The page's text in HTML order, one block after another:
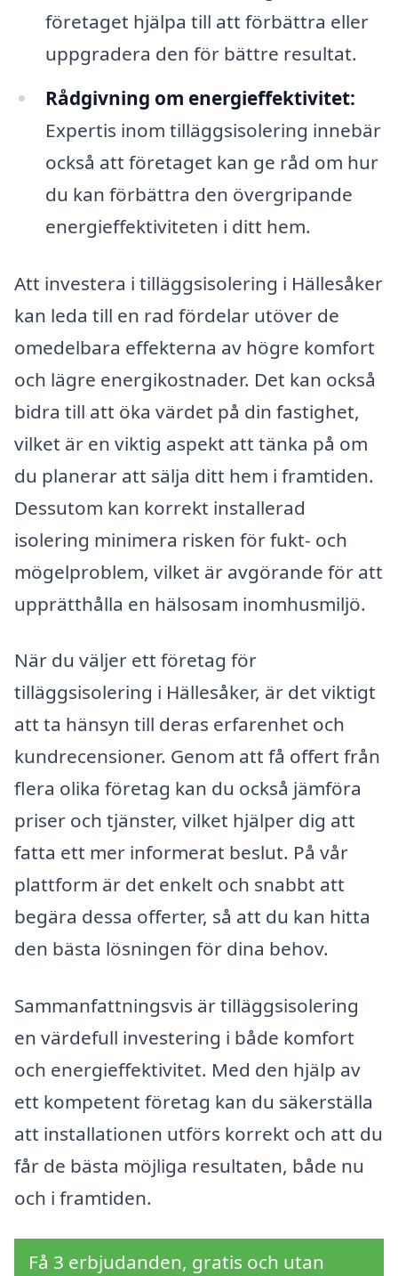
företaget hjälpa till att förbättra eller
uppgradera den för bättre resultat.
Rådgivning om energieffektivitet:
Expertis inom tilläggsisolering innebär
också att företaget kan ge råd om hur
du kan förbättra den övergripande
energieffektiviteten i ditt hem.
Att investera i tilläggsisolering i Hällesåker
kan leda till en rad fördelar utöver de
omedelbara effekterna av högre komfort
och lägre energikostnader. Det kan också
bidra till att öka värdet på din fastighet,
vilket är en viktig aspekt att tänka på om
du planerar att sälja ditt hem i framtiden.
Dessutom kan korrekt installerad
isolering minimera risken för fukt- och
mögelproblem, vilket är avgörande för att
upprätthålla en hälsosam inomhusmiljö.
När du väljer ett företag för
tilläggsisolering i Hällesåker, är det viktigt
att ta hänsyn till deras erfarenhet och
kundrecensioner. Genom att få offert från
flera olika företag kan du också jämföra
priser och tjänster, vilket hjälper dig att
fatta ett mer informerat beslut. På vår
plattform är det enkelt och snabbt att
begära dessa offerter, så att du kan hitta
den bästa lösningen för dina behov.
Sammanfattningsvis är tilläggsisolering
en värdefull investering i både komfort
och energieffektivitet. Med den hjälp av
ett kompetent företag kan du säkerställa
att installationen utförs korrekt och att du
får de bästa möjliga resultaten, både nu
och i framtiden.
Få 3 erbjudanden, gratis och utan